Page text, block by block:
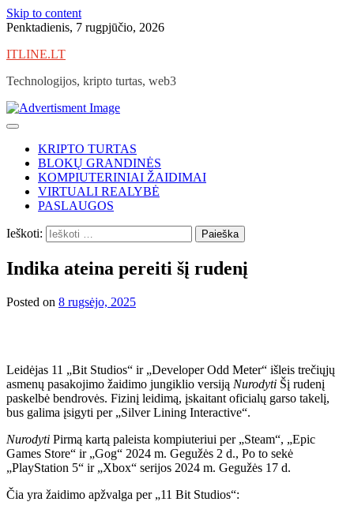
Skip to content
Penktadienis, 7 rugpjūčio, 2026
ITLINE.LT
Technologijos, kripto turtas, web3
KRIPTO TURTAS
BLOKŲ GRANDINĖS
KOMPIUTERINIAI ŽAIDIMAI
VIRTUALI REALYBĖ
PASLAUGOS
Ieškoti:
Indika ateina pereiti šį rudenį
Posted on 8 rugsėjo, 2025
Leidėjas 11 „Bit Studios“ ir „Developer Odd Meter“ išleis trečiųjų
asmenų pasakojimo žaidimo jungiklio versiją Nurodyti Šį rudenį
paskelbė bendrovės. Fizinį leidimą, įskaitant oficialų garso takelį,
bus galima įsigyti per „Silver Lining Interactive“.
Nurodyti Pirmą kartą paleista kompiuteriui per „Steam“, „Epic
Games Store“ ir „Gog“ 2024 m. Gegužės 2 d., Po to sekė
„PlayStation 5“ ir „Xbox“ serijos 2024 m. Gegužės 17 d.
Čia yra žaidimo apžvalga per „11 Bit Studios“: